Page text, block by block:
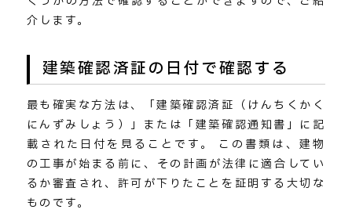
介します。
建築確認済証の日付で確認する
最も確実な方法は、「建築確認済証（けんちくかく
にんずみしょう）」または「建築確認通知書」に記
載された日付を見ることです。 この書類は、建物
の工事が始まる前に、その計画が法律に適合してい
るか審査され、許可が下りたことを証明する大切な
ものです。